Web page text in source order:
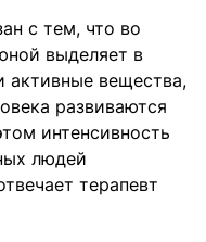
с тем, что во
выделяет в
активные вещества,
развиваются
интенсивность
людей
терапевт